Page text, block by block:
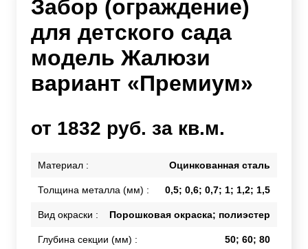
Забор (ограждение)
для детского сада
модель Жалюзи
вариант «Премиум»
от 1832 руб. за кв.м.
Материал : Оцинкованная сталь
Толщина металла (мм) : 0,5; 0,6; 0,7; 1; 1,2; 1,5
Вид окраски : Порошковая окраска; полиэстер
Глубина секции (мм) : 50; 60; 80